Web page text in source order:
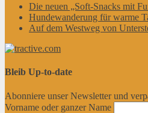
Die neuen „Soft-Snacks mit
Hundewanderung für warme
Auf dem Westweg von
Bleib Up-to-date
Abonniere unser Newsletter und
Vorname oder ganzer Name